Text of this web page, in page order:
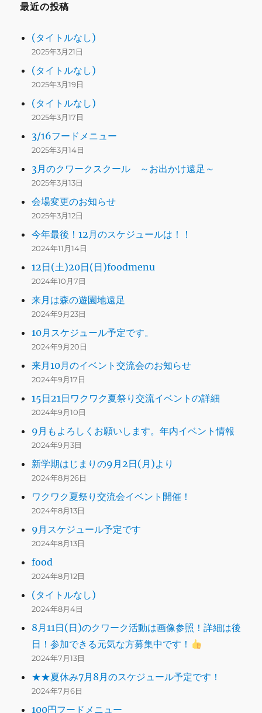
最近の投稿
(タイトルなし)
2025年3月21日
(タイトルなし)
2025年3月19日
(タイトルなし)
2025年3月17日
3/16フードメニュー
2025年3月14日
3月のクワークスクール ～お出かけ遠足～
2025年3月13日
会場変更のお知らせ
2025年3月12日
今年最後！12月のスケジュールは！！
2024年11月14日
12日(土)20日(日)foodmenu
2024年10月7日
来月は森の遊園地遠足
2024年9月23日
10月スケジュール予定です。
2024年9月20日
来月10月のイベント交流会のお知らせ
2024年9月17日
15日21日ワクワク夏祭り交流イベントの詳細
2024年9月10日
9月もよろしくお願いします。年内イベント情報
2024年9月3日
新学期はじまりの9月2日(月)より
2024年8月26日
ワクワク夏祭り交流会イベント開催！
2024年8月13日
9月スケジュール予定です
2024年8月13日
food
2024年8月12日
(タイトルなし)
2024年8月4日
8月11日(日)のクワーク活動は画像参照！詳細は後
日！参加できる元気な方募集中です！
2024年7月13日
★★夏休み7月8月のスケジュール予定です！
2024年7月6日
100円フードメニュー